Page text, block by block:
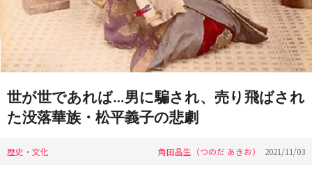
世が世であれば…男に騙され、売り飛ばされ
た没落華族・松平義子の悲劇
歴史・文化 角田晶生（つのだ あきお） 2021/11/03